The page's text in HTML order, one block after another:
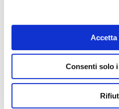
Accetta
Consenti solo
inserire l’ordine ed